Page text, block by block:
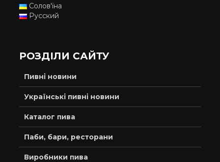
Солов'їна
Русский
РОЗДІЛИ САЙТУ
Пивні новини
Українські пивні новини
Каталог пива
Паби, бари, ресторани
Виробники пива